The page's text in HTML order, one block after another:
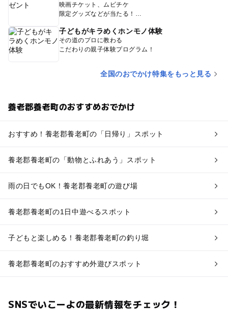
映画チケット、ムビチケ
限定グッズなどが当たる！
子どもがキラめくホンモノ体験
その道のプロに教わる
こだわりの親子体験プログラム！
全国のおでかけ特集をもっと見る
養老郡養老町のおすすめおでかけ
おすすめ！養老郡養老町の「日帰り」スポット
養老郡養老町の「動物とふれあう」スポット
雨の日でもOK！養老郡養老町の遊び場
養老郡養老町の1日中遊べるスポット
子どもと楽しめる！養老郡養老町の釣り堀
養老郡養老町のおすすめ外遊びスポット
SNSでいこーよの最新情報をチェック！